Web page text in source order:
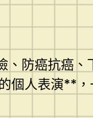
防癌抗癌
個人表演**